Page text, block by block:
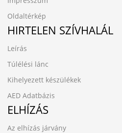
Oldaltérkép
HIRTELEN SZÍVHALÁL
Leírás
Túlélési lánc
Kihelyezett készülékek
AED Adatbázis
ELHÍZÁS
Az elhízás járvány